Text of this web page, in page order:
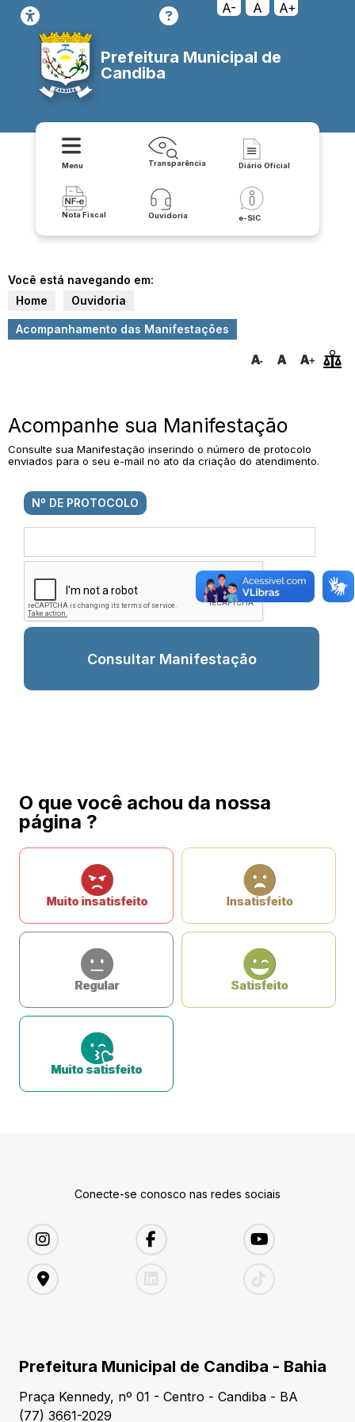
A- A A+
Prefeitura Municipal de
Candiba
Menu Transparência Diário Oficial
Nota Fiscal Ouvidoria e-SIC
Você está navegando em:
Home
Ouvidoria
Acompanhamento das Manifestações
Acompanhe sua Manifestação
Consulte sua Manifestação inserindo o número de protocolo
enviados para o seu e-mail no ato da criação do atendimento.
Nº DE PROTOCOLO
O que você achou da nossa
página ?
Muito insatisfeito Insatisfeito
Regular Satisfeito
Muito satisfeito
Conecte-se conosco nas redes sociais
Prefeitura Municipal de Candiba - Bahia
Praça Kennedy, nº 01 - Centro - Candiba - BA
(77) 3661-2029